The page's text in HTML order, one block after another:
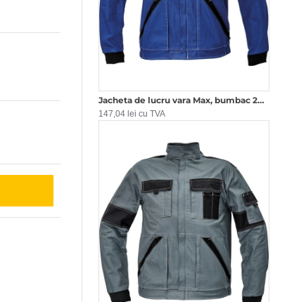
Jacheta de lucru vara Max, bumbac 200g/m2 Albastru negru
147,04 lei cu TVA